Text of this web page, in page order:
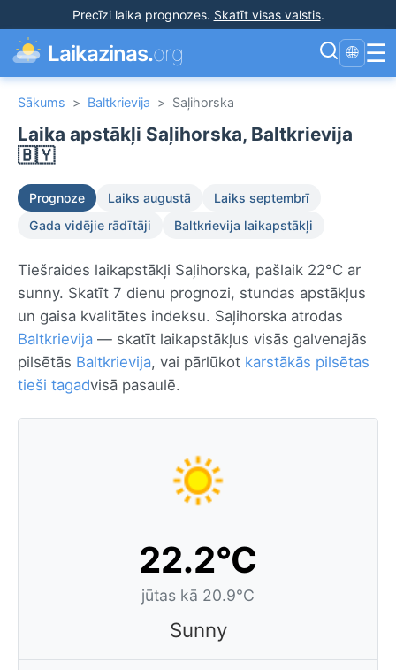
Precīzi laika prognozes. Skatīt visas valstis.
Laikazinas.org 🌐 ☰
Sākums > Baltkrievija > Saļihorska
Laika apstākļi Saļihorska, Baltkrievija
🇧🇾
Prognoze Laiks augustā
Laiks septembrī
Gada vidējie rādītāji
Baltkrievija laikapstākļi
Tiešraides laikapstākļi Saļihorska, pašlaik 22°C ar
sunny. Skatīt 7 dienu prognozi, stundas apstākļus
un gaisa kvalitātes indeksu. Saļihorska atrodas
Baltkrievija — skatīt laikapstākļus visās galvenajās
pilsētās Baltkrievija, vai pārlūkot karstākās pilsētas
tieši tagadvisā pasaulē.
22.2°C
jūtas kā 20.9°C
Sunny